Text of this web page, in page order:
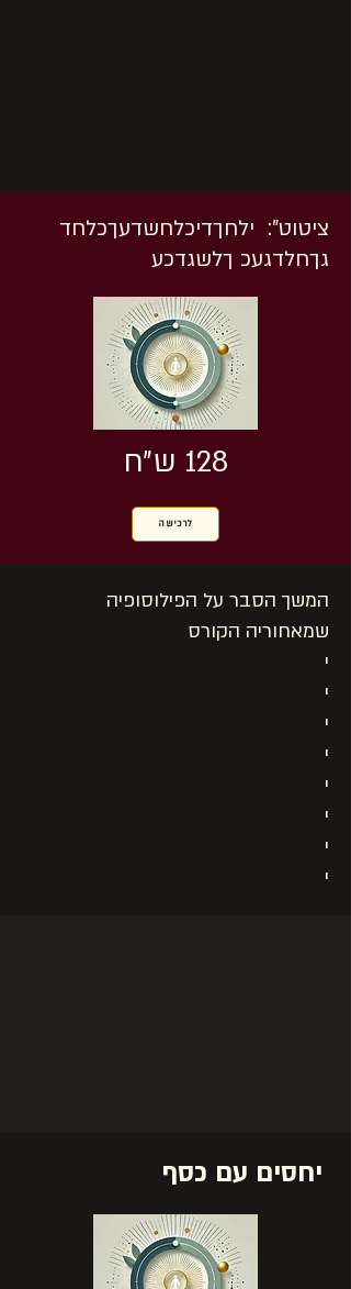
ציטוט״: ילחךדיכלחשדעךכלחד
גךחלדגעכ ךלשגדכע
128 ש״ח
לרכישה
המשך הסבר על הפילוסופיה
שמאחוריה הקורס
י
י
י
י
י
י
י
י
יחסים עם כסף